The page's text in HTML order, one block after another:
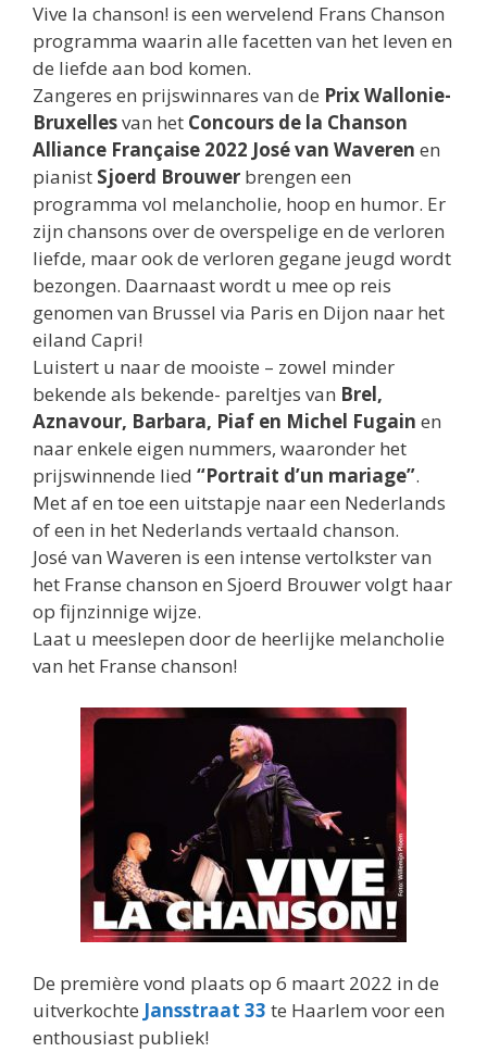
Vive la chanson! is een wervelend Frans Chanson
programma waarin alle facetten van het leven en
de liefde aan bod komen.
Zangeres en prijswinnares van de Prix Wallonie-
Bruxellesvan het Concours de la Chanson
Alliance Française 2022 José van Waveren en
pianist Sjoerd Brouwer brengen een
programma vol melancholie, hoop en humor. Er
zijn chansons over de overspelige en de verloren
liefde, maar ook de verloren gegane jeugd wordt
bezongen. Daarnaast wordt u mee op reis
genomen van Brussel via Paris en Dijon naar het
eiland Capri!
Luistert u naar de mooiste – zowel minder
bekende als bekende- pareltjes van Brel,
Aznavour, Barbara, Piaf en Michel Fugain en
naar enkele eigen nummers, waaronder het
prijswinnende lied “Portrait d’un mariage”.
Met af en toe een uitstapje naar een Nederlands
of een in het Nederlands vertaald chanson.
José van Waveren is een intense vertolkster van
het Franse chanson en Sjoerd Brouwer volgt haar
op fijnzinnige wijze.
Laat u meeslepen door de heerlijke melancholie
van het Franse chanson!
De première vond plaats op 6 maart 2022 in de
uitverkochte Jansstraat 33 te Haarlem voor een
enthousiast publiek!